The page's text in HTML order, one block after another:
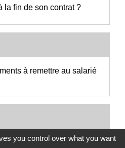
la fin de son contrat ?
à remettre au salarié
destinée à Pôle
you control over what you want